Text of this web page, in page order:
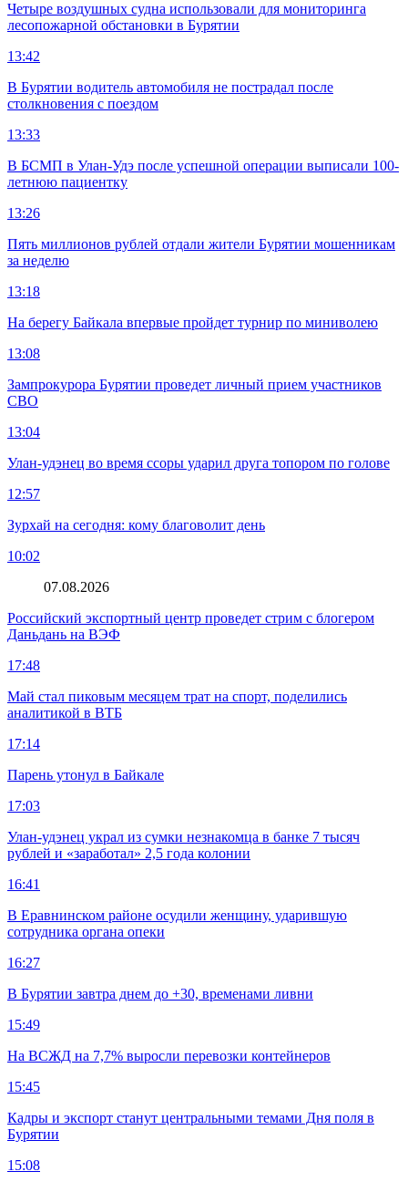
Четыре воздушных судна использовали для мониторинга
лесопожарной обстановки в Бурятии
13:42
В Бурятии водитель автомобиля не пострадал после
столкновения с поездом
13:33
В БСМП в Улан-Удэ после успешной операции выписали 100-
летнюю пациентку
13:26
Пять миллионов рублей отдали жители Бурятии мошенникам
за неделю
13:18
На берегу Байкала впервые пройдет турнир по миниволею
13:08
Зампрокурора Бурятии проведет личный прием участников
СВО
13:04
Улан-удэнец во время ссоры ударил друга топором по голове
12:57
Зурхай на сегодня: кому благоволит день
10:02
07.08.2026
Российский экспортный центр проведет стрим с блогером
Даньдань на ВЭФ
17:48
Май стал пиковым месяцем трат на спорт, поделились
аналитикой в ВТБ
17:14
Парень утонул в Байкале
17:03
Улан-удэнец украл из сумки незнакомца в банке 7 тысяч
рублей и «заработал» 2,5 года колонии
16:41
В Еравнинском районе осудили женщину, ударившую
сотрудника органа опеки
16:27
В Бурятии завтра днем до +30, временами ливни
15:49
На ВСЖД на 7,7% выросли перевозки контейнеров
15:45
Кадры и экспорт станут центральными темами Дня поля в
Бурятии
15:08